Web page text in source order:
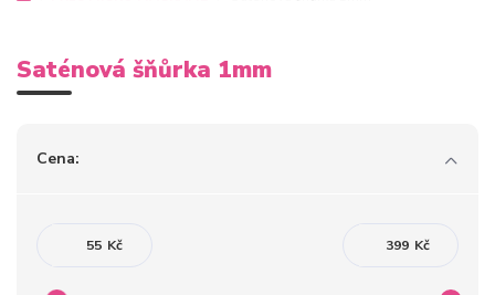
Saténová šňůrka 1mm
Cena:
Kč Kč